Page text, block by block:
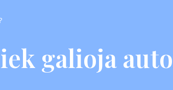
galioja